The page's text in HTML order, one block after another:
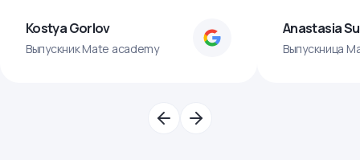
Kostya Gorlov
Выпускник Mate academy
Anastasia
Выпускница